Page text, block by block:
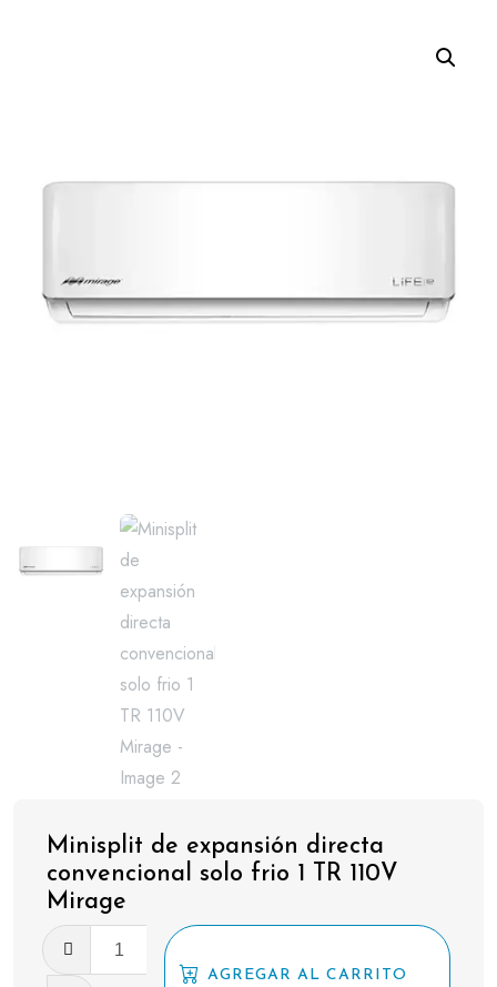
Minisplit de expansión directa
convencional solo frio 1 TR 110V
Mirage
Minisplit
de
AGREGAR AL CARRITO